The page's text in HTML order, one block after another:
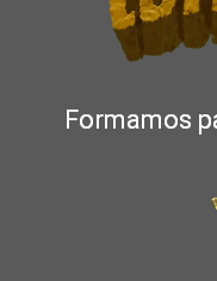
Formamos